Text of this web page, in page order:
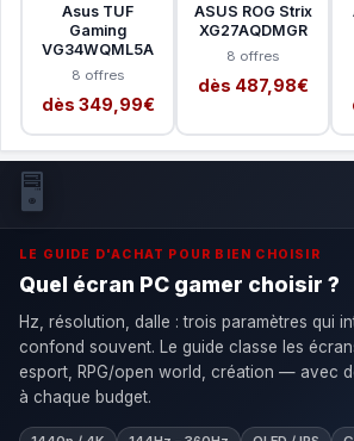
Asus TUF
Gaming
VG34WQML5A
8 offres
dès 349,99€
ASUS ROG Strix
XG27AQDMGR
8 offres
dès 487,98€
🖥️
LE GUIDE D'ACHAT POUR BIEN CHOISIR
Quel écran PC gamer choisir ?
Hz, résolution, dalle : trois paramètres qui
confond souvent. Le guide classe les
esport, RPG/open world, création — avec
à chaque budget.